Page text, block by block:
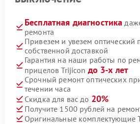
Бесплатная диагностика
ремонта
Привезем и увезем оптический
собственной доставкой
Гарантия на наши работы по
прицелов Trijicon до 3-х лет
Срочный ремонт оптических
течении часа
Скидка для вас до 20%
Получите 1500 рублей на
Оригинальные комплектующие